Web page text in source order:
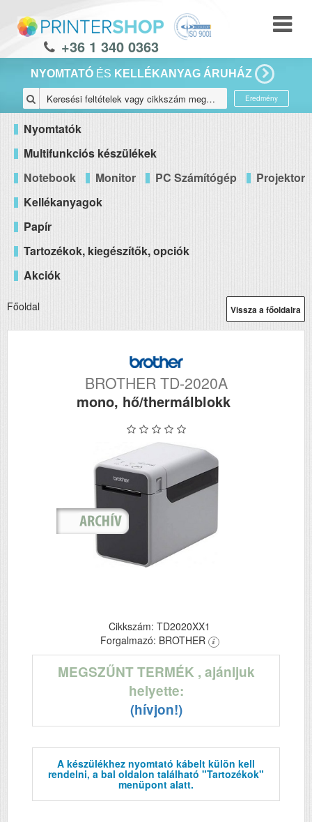
+36 1 340 0363
NYOMTATÓ ÉS KELLÉKANYAG ÁRUHÁZ
Eredmény
Nyomtatók
Multifunkciós készülékek
Notebook
Monitor PC Számítógép
Projektor
Kellékanyagok
Papír
Tartozékok, kiegészítők, opciók
Akciók
Vissza a főoldalra
Főoldal
BROTHER TD-2020A
mono, hő/thermálblokk
Cikkszám: TD2020XX1
Forgalmazó: BROTHER
MEGSZŰNT TERMÉK , ajánljuk
helyette:
(hívjon!)
A készülékhez nyomtató kábelt külön kell
rendelni, a bal oldalon található "Tartozékok"
menüpont alatt.